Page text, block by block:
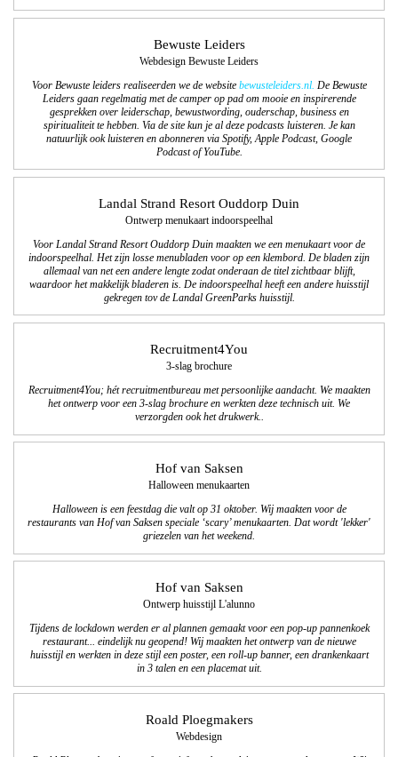
Bewuste Leiders
Webdesign Bewuste Leiders
Voor Bewuste leiders realiseerden we de website bewusteleiders.nl. De Bewuste
Leiders gaan regelmatig met de camper op pad om mooie en inspirerende
gesprekken over leiderschap, bewustwording, ouderschap, business en
spiritualiteit te hebben. Via de site kun je al deze podcasts luisteren. Je kan
natuurlijk ook luisteren en abonneren via Spotify, Apple Podcast, Google
Podcast of YouTube.
Landal Strand Resort Ouddorp Duin
Ontwerp menukaart indoorspeelhal
Voor Landal Strand Resort Ouddorp Duin maakten we een menukaart voor de
indoorspeelhal. Het zijn losse menubladen voor op een klembord. De bladen zijn
allemaal van net een andere lengte zodat onderaan de titel zichtbaar blijft,
waardoor het makkelijk bladeren is. De indoorspeelhal heeft een andere huisstijl
gekregen tov de Landal GreenParks huisstijl.
Recruitment4You
3-slag brochure
Recruitment4You; hét recruitmentbureau met persoonlijke aandacht. We maakten
het ontwerp voor een 3-slag brochure en werkten deze technisch uit. We
verzorgden ook het drukwerk..
Hof van Saksen
Halloween menukaarten
Halloween is een feestdag die valt op 31 oktober. Wij maakten voor de
restaurants van Hof van Saksen speciale ‘scary’ menukaarten. Dat wordt 'lekker'
griezelen van het weekend.
Hof van Saksen
Ontwerp huisstijl L'alunno
Tijdens de lockdown werden er al plannen gemaakt voor een pop-up pannenkoek
restaurant... eindelijk nu geopend! Wij maakten het ontwerp van de nieuwe
huisstijl en werkten in deze stijl een poster, een roll-up banner, een drankenkaart
in 3 talen en een placemat uit.
Roald Ploegmakers
Webdesign